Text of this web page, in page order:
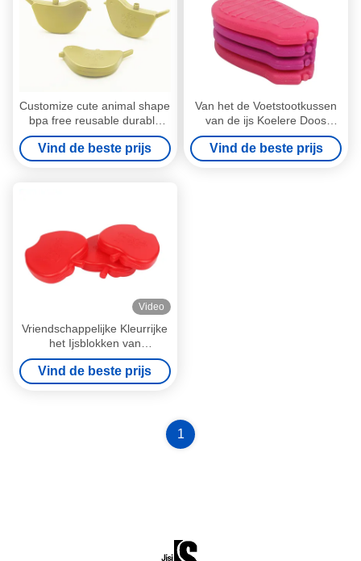
Customize cute animal shape
bpa free reusable durable
cooler ice packs for children
Vind de beste prijs
Van het de Voetstootkussen
van de ijs Koelere Doos
Leuke Kleine de
Diepvriezerblokken voor
Bevroren Voedsel/Wijn
Vind de beste prijs
Video
Vriendschappelijke Kleurrijke
het Ijsblokken van
douaneeco voor Koele
Dozen100ml Apple Vorm
Vind de beste prijs
1